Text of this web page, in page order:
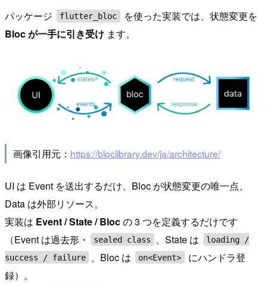
パッケージ flutter_bloc
を使った実装では、状態変更を
Bloc が一手に引き受け ます。
画像引用元： https://bloclibrary.dev/ja/architecture/
UI は Event を送出するだけ、Bloc が状態変更の唯一点、
Data は外部リソース。
実装は Event / State / Blocの 3 つを定義するだけです
（Event は過去形・
sealed class 、State は
loading /
success / failure
、Bloc は on<Event>
にハンドラ登
録）。